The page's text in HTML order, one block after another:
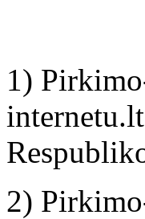
1)
2)